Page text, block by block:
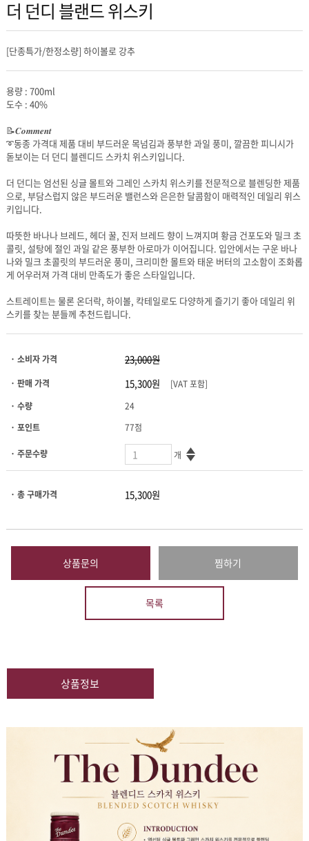
더 던디 블랜드 위스키
[단종특가/한정소량] 하이볼로 강추
용량 : 700ml
도수 : 40%
📝𝑪𝒐𝒎𝒎𝒆𝒏𝒕
돋보이는 더 던디 블렌디드 스카치 위스키입니다.
키입니다.
게 어우러져 가격 대비 만족도가 좋은 스타일입니다.
스키를 찾는 분들께 추천드립니다.
· 소비자 가격
· 판매 가격
[VAT 포함]
· 수량
24
· 포인트
77점
· 주문수량 개
· 총 구매가격
상품문의 찜하기
목록
상품정보